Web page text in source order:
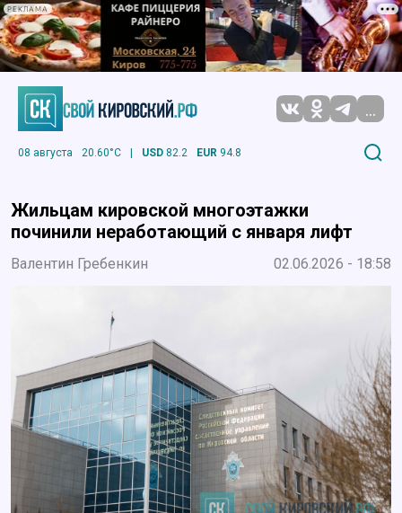
РЕКЛАМА
...
08 августа 20.60°C | USD 82.2 EUR 94.8
Жильцам кировской многоэтажки
починили неработающий с января лифт
Валентин Гребенкин 02.06.2026 - 18:58